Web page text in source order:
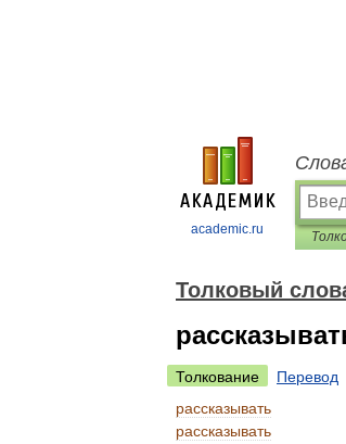
academic.ru
Толковый
Толкование
Перевод
рассказывать
рассказывать